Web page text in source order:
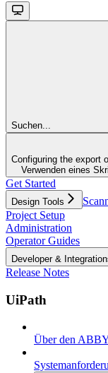
Suchen...
Configuring the export
Verwenden eines
Get Started
Design Tools
Project Setup
Administration
Operator Guides
Developer &
Release Notes
UiPath
Über den